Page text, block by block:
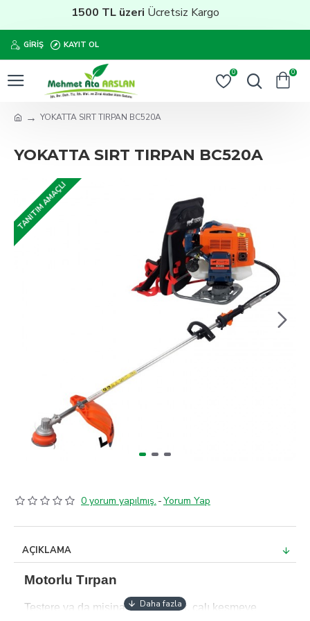
1500 TL üzeriÜcretsiz Kargo
GIRIŞ KAYIT OL
0 0
YOKATTA SIRT TIRPAN BC520A
YOKATTA SIRT TIRPAN BC520A
TANITIM AMAÇLI
0 yorum yapılmış. -Yorum Yap
AÇIKLAMA
Motorlu Tırpan
Testere ya da misinalar ile çim, ot, çalı kesmeye